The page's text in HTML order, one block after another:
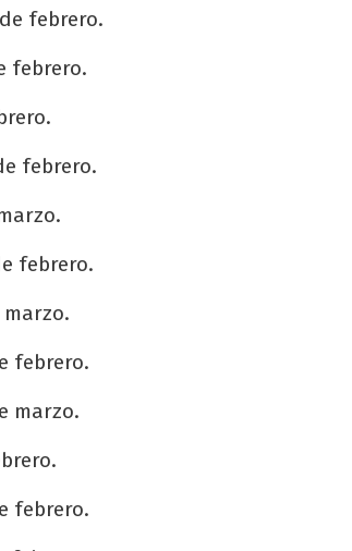
febrero.
febrero.
febrero.
febrero.
marzo.
febrero.
marzo.
febrero.